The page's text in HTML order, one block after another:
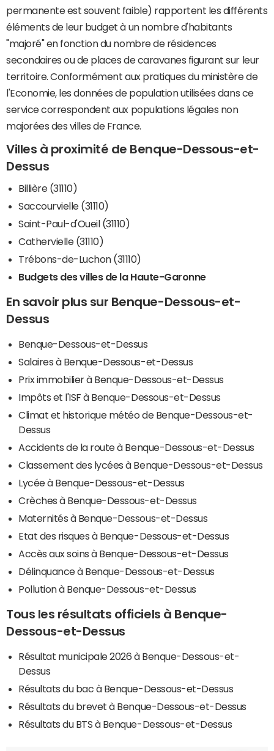
permanente est souvent faible) rapportent les différents
éléments de leur budget à un nombre d'habitants
"majoré" en fonction du nombre de résidences
secondaires ou de places de caravanes figurant sur leur
territoire. Conformément aux pratiques du ministère de
l'Economie, les données de population utilisées dans ce
service correspondent aux populations légales non
majorées des villes de France.
Villes à proximité de Benque-Dessous-et-
Dessus
Billière (31110)
Saccourvielle (31110)
Saint-Paul-d'Oueil (31110)
Cathervielle (31110)
Trébons-de-Luchon (31110)
Budgets des villes de la Haute-Garonne
En savoir plus sur Benque-Dessous-et-
Dessus
Benque-Dessous-et-Dessus
Salaires à Benque-Dessous-et-Dessus
Prix immobilier à Benque-Dessous-et-Dessus
Impôts et l'ISF à Benque-Dessous-et-Dessus
Climat et historique météo de Benque-Dessous-et-
Dessus
Accidents de la route à Benque-Dessous-et-Dessus
Classement des lycées à Benque-Dessous-et-Dessus
Lycée à Benque-Dessous-et-Dessus
Crèches à Benque-Dessous-et-Dessus
Maternités à Benque-Dessous-et-Dessus
Etat des risques à Benque-Dessous-et-Dessus
Accès aux soins à Benque-Dessous-et-Dessus
Délinquance à Benque-Dessous-et-Dessus
Pollution à Benque-Dessous-et-Dessus
Tous les résultats officiels à Benque-
Dessous-et-Dessus
Résultat municipale 2026 à Benque-Dessous-et-
Dessus
Résultats du bac à Benque-Dessous-et-Dessus
Résultats du brevet à Benque-Dessous-et-Dessus
Résultats du BTS à Benque-Dessous-et-Dessus